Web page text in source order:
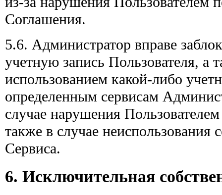
Соглашения.
5.6. Администратор вправе
учетную запись Пользователя, а
использованием какой-либо
определенным сервисам
случае нарушения
также в случае неиспользования
Сервиса.
6. Исключительная